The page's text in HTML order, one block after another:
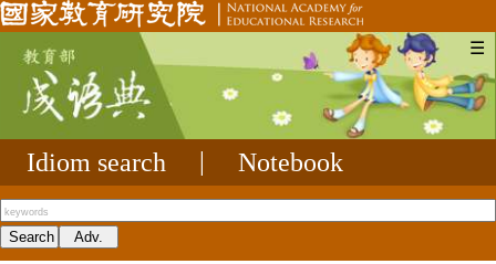
☰
Idiom search Notebook